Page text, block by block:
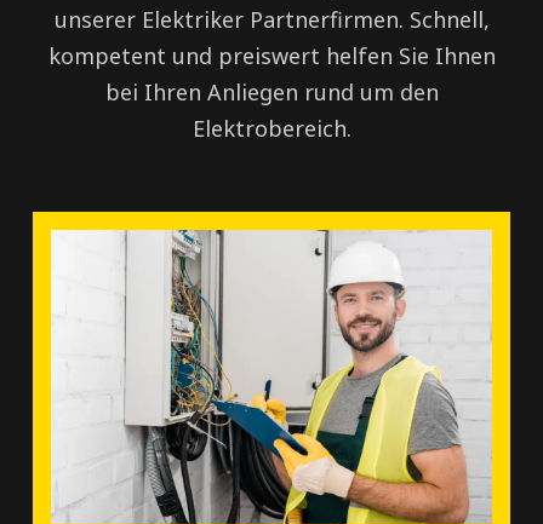
unserer Elektriker Partnerfirmen. Schnell,
kompetent und preiswert helfen Sie Ihnen
bei Ihren Anliegen rund um den
Elektrobereich.